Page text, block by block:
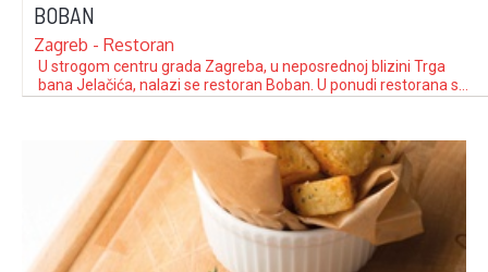
BOBAN
Zagreb - Restoran
U strogom centru grada Zagreba, u neposrednoj blizini Trga
bana Jelačića, nalazi se restoran Boban. U ponudi restorana su
na meniju su zastupljeni i mesni i riblji specijaliteti, a naročito se
ističu jela …